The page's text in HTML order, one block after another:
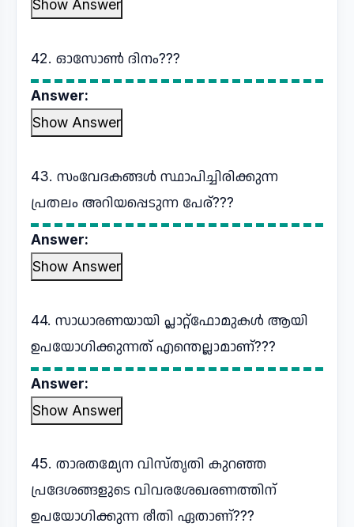
Show Answer
42. ഓസോൺ ദിനം???
Answer:
Show Answer
43. സംവേദകങ്ങൾ സ്ഥാപിച്ചിരിക്കുന്ന
പ്രതലം അറിയപ്പെടുന്ന പേര്???
Answer:
Show Answer
44. സാധാരണയായി പ്ലാറ്റ്ഫോമുകൾ ആയി
ഉപയോഗിക്കുന്നത് എന്തെല്ലാമാണ്???
Answer:
Show Answer
45. താരതമ്യേന വിസ്തൃതി കുറഞ്ഞ
പ്രദേശങ്ങളുടെ വിവരശേഖരണത്തിന്
ഉപയോഗിക്കുന്ന രീതി ഏതാണ്???